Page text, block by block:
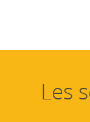
Les